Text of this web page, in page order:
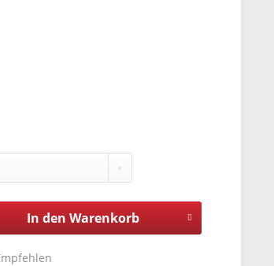
In den Warenkorb